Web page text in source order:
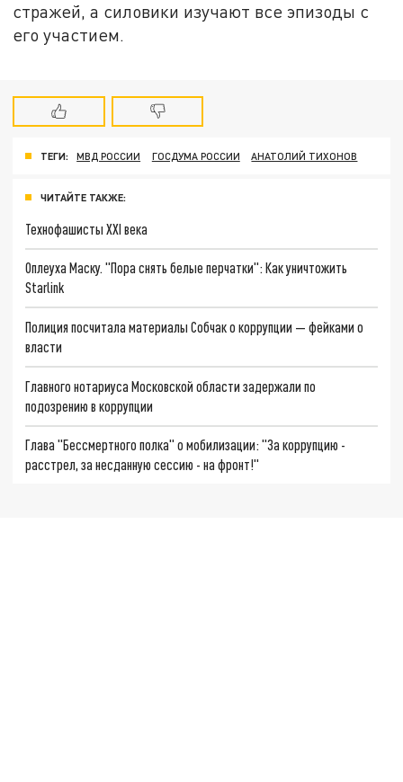
стражей, а силовики изучают все эпизоды с
его участием.
ТЕГИ: МВД РОССИИ ГОСДУМА РОССИИ АНАТОЛИЙ ТИХОНОВ
ЧИТАЙТЕ ТАКЖЕ:
Технофашисты XXI века
Оплеуха Маску. "Пора снять белые перчатки": Как уничтожить
Starlink
Полиция посчитала материалы Собчак о коррупции — фейками о
власти
Главного нотариуса Московской области задержали по
подозрению в коррупции
Глава "Бессмертного полка" о мобилизации: "За коррупцию -
расстрел, за несданную сессию - на фронт!"